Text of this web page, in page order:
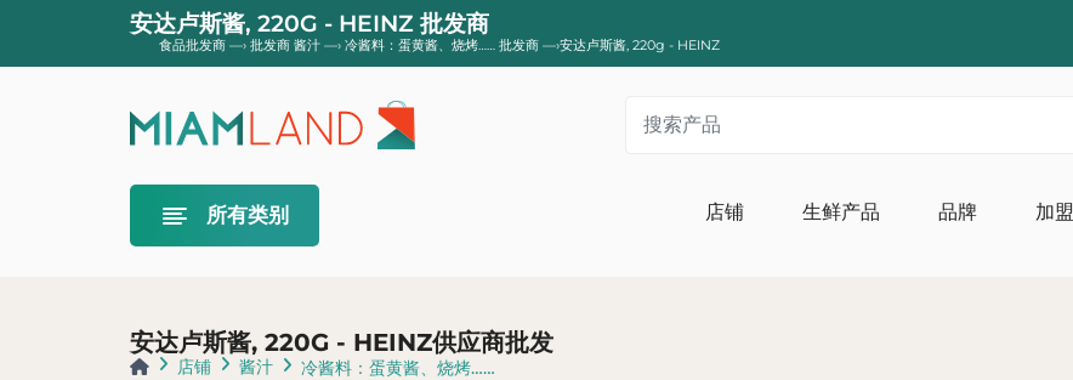
安达卢斯酱, 220G - HEINZ 批发商
食品批发商 —› 批发商 酱汁 —› 冷酱料：蛋黄酱、烧烤…… 批发商 —›安达卢斯酱, 220g - HEINZ
所有类别
epices 厨房帮助
淀粉类食物
店铺 生鲜产品 品牌 加盟
安达卢斯酱, 220G - HEINZ供应商批发
店铺 酱汁 冷酱料：蛋黄酱、烧烤……